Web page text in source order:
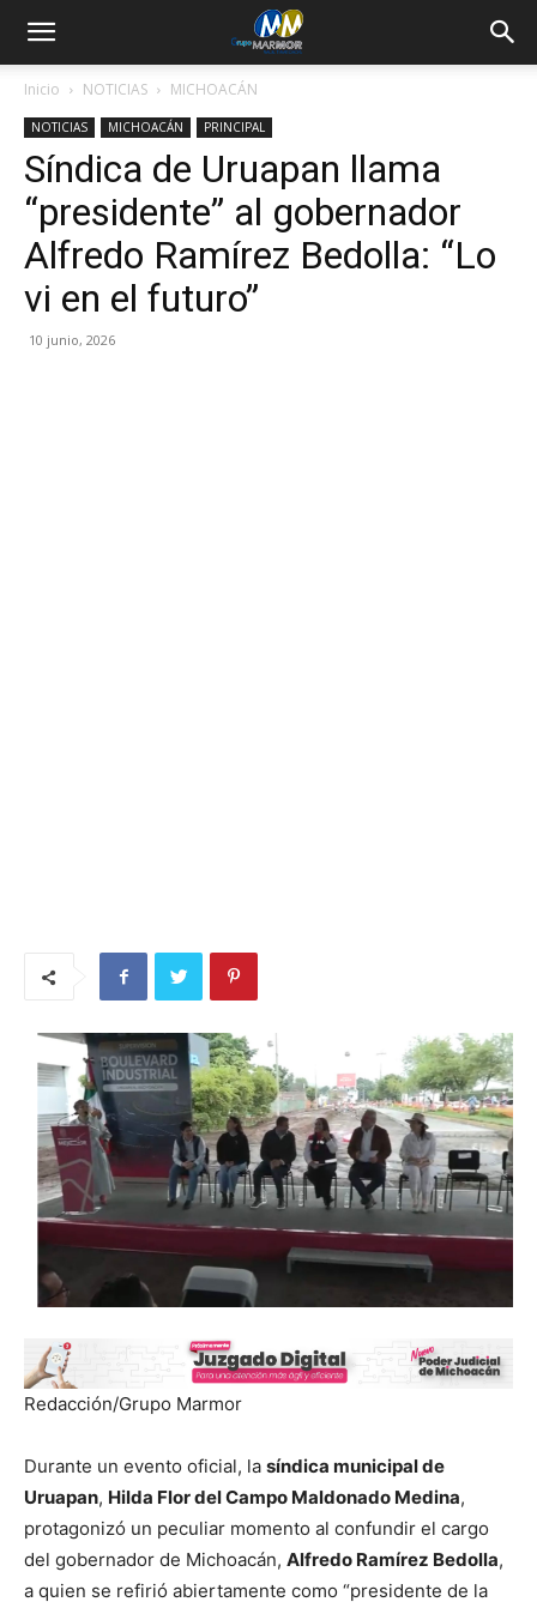
Inicio NOTICIAS MICHOACÁN
NOTICIAS MICHOACÁN PRINCIPAL
Síndica de Uruapan llama
“presidente” al gobernador
Alfredo Ramírez Bedolla: “Lo
vi en el futuro”
10 junio, 2026
Redacción/Grupo Marmor
Durante un evento oficial, la síndica municipal de
Uruapan, Hilda Flor del Campo Maldonado Medina,
protagonizó un peculiar momento al confundir el cargo
del gobernador de Michoacán, Alfredo Ramírez Bedolla,
a quien se refirió abiertamente como “presidente de la